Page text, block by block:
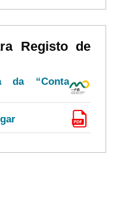
Registo de
da “Conta